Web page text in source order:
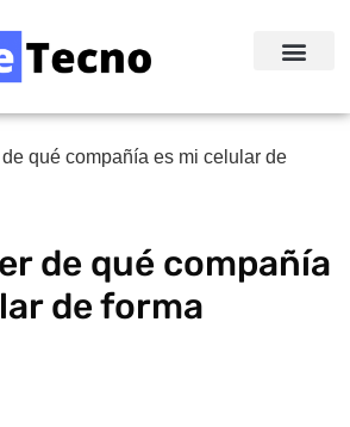
qué compañía es mi celular de
de qué compañía
de forma